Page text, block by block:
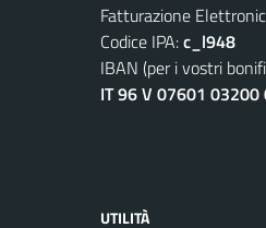
Fatturazione
Codice IPA:c_l948
IBAN (per i vostri
IT 96 V 07601
UTILITÀ